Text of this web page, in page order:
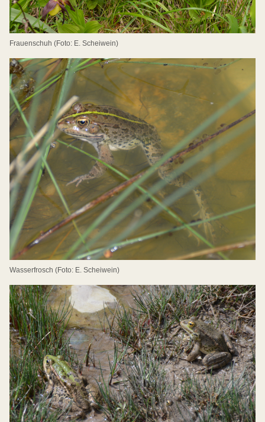
Frauenschuh (Foto: E. Scheiwein)
Wasserfrosch (Foto: E. Scheiwein)